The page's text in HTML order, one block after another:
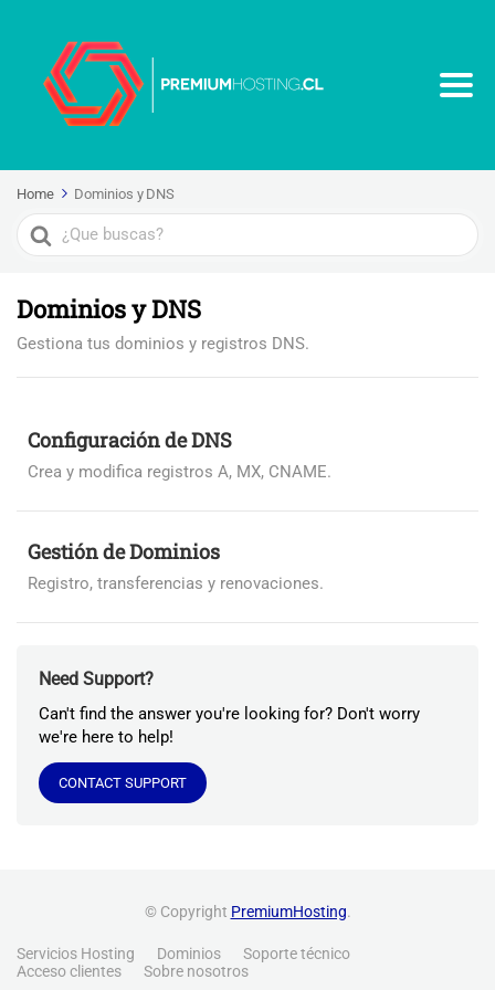
Home Dominios y DNS
Search
For
Dominios y DNS
Gestiona tus dominios y registros DNS.
Configuración de DNS
Crea y modifica registros A, MX, CNAME.
Gestión de Dominios
Registro, transferencias y renovaciones.
Need Support?
Can't find the answer you're looking for? Don't worry
we're here to help!
CONTACT SUPPORT
© Copyright PremiumHosting.
Servicios Hosting Dominios
Soporte técnico
Acceso clientes
Sobre nosotros